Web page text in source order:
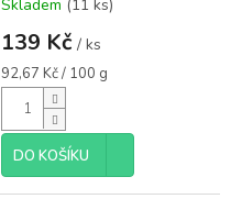
Skladem (11 ks)
139 Kč / ks
Měrná
cena:
92,67 Kč / 100 g
DO KOŠÍKU